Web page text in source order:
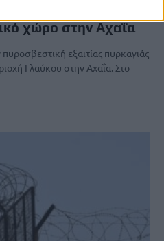
χώρο στην Αχαΐα
εξαιτίας πυρκαγιάς
Γλαύκου στην Αχαΐα. Στο